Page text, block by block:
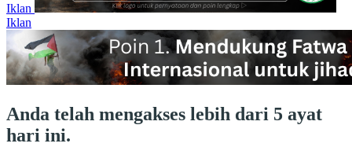
Iklan
Iklan
Anda telah mengakses lebih dari 5 ayat
hari ini.